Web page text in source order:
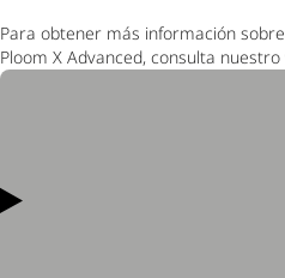
Para obtener más información
Ploom X Advanced, consulta nuestro